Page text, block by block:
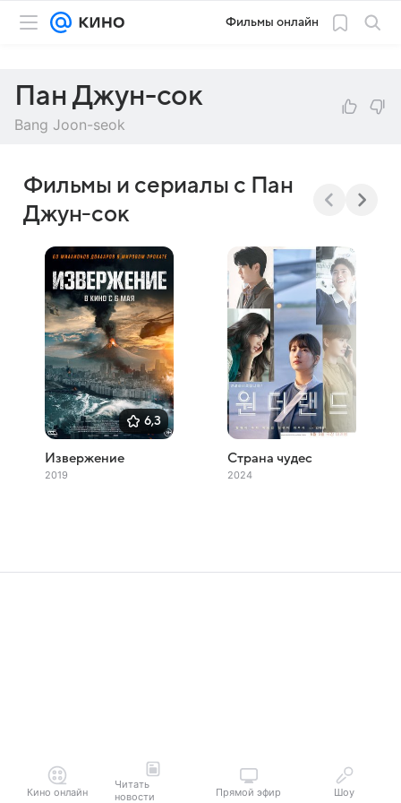
Фильмы онлайн
Пан Джун-сок
Bang Joon-seok
Фильмы и сериалы с Пан
Джун-сок
6,3
Извержение
2019
Страна чудес
2024
Кино онлайн
Читать
новости
Прямой эфир Шоу